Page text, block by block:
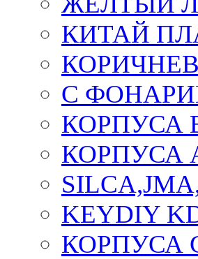
КИТАЙ
С
КОРПУСА
КОРПУСА
KEYDIY
КОРПУСА